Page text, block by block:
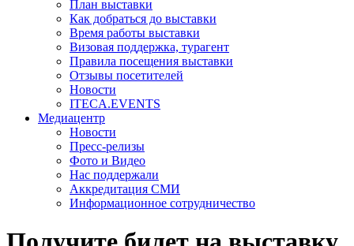
План выставки
Как добраться до выставки
Время работы выставки
Визовая поддержка, турагент
Правила посещения выставки
Отзывы посетителей
Новости
ITECA.EVENTS
Медиацентр
Новости
Пресс-релизы
Фото и Видео
Нас поддержали
Аккредитация СМИ
Информационное сотрудничество